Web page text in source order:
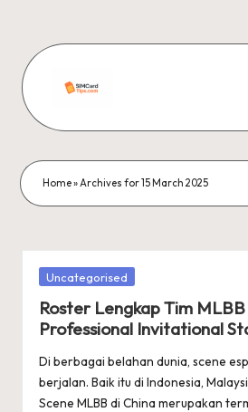
content
si
m
c
a
r
d
ti
p
s
Home»Archives for 15 March 2025
Posted
Uncategorised
Roster Lengkap Tim MLBB
Professional Invitational
Di berbagai belahan dunia, scene
berjalan. Baik itu di Indonesia,
Scene MLBB di China merupakan